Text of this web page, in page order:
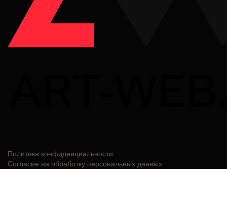
Политика конфиденциальности
Согласие на обработку персональных данных